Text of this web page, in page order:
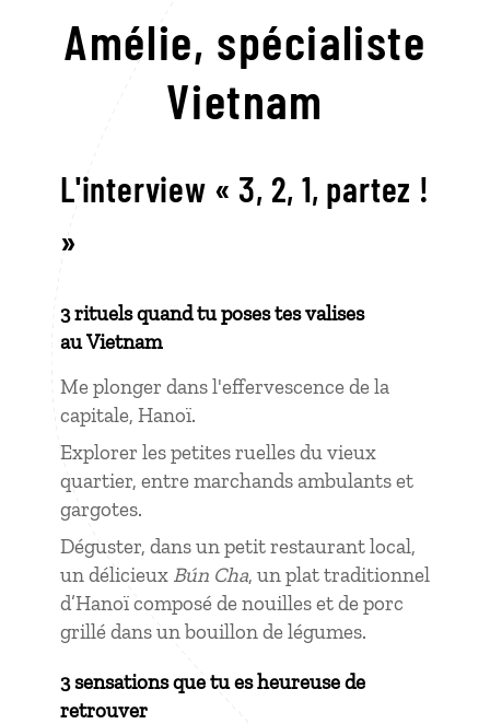
Amélie, spécialiste
Vietnam
L'interview « 3, 2, 1, partez !
»
3 rituels quand tu poses tes valises
au Vietnam
Me plonger dans l'effervescence de la
capitale, Hanoï.
Explorer les petites ruelles du vieux
quartier, entre marchands ambulants et
gargotes.
Déguster, dans un petit restaurant local,
un délicieux Bún Cha, un plat traditionnel
d’Hanoï composé de nouilles et de porc
grillé dans un bouillon de légumes.
3 sensations que tu es heureuse de
retrouver